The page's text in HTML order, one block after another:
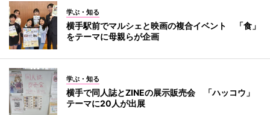
学ぶ・知る
横手駅前でマルシェと映画の複合イベント 「食」
をテーマに母親らが企画
学ぶ・知る
横手で同人誌とZINEの展示販売会 「ハッコウ」
テーマに20人が出展